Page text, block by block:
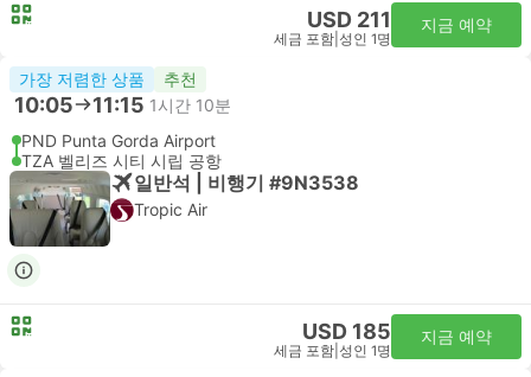
USD 211
세금 포함 성인 1명
지금 예약
가장 저렴한 상품 추천
10:05 11:15 1시간 10분
PND Punta Gorda Airport
TZA 벨리즈 시티 시립 공항
일반석 | 비행기 #9N3538
Tropic Air
USD 185
세금 포함 성인 1명
지금 예약